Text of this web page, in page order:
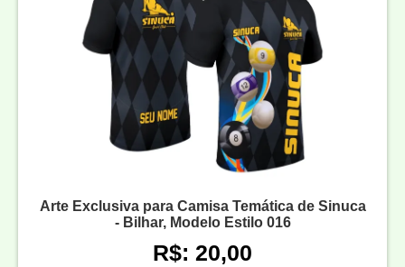
Arte Exclusiva para Camisa Temática de Sinuca
- Bilhar, Modelo Estilo 016
R$: 20,00